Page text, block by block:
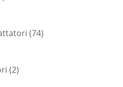
7474
22